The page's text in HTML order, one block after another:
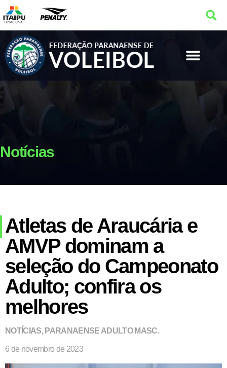
Notícias
Atletas de Araucária e
AMVP dominam a
seleção do Campeonato
Adulto; confira os
melhores
NOTÍCIAS, PARANAENSE ADULTO MASC.
6 de novembro de 2023